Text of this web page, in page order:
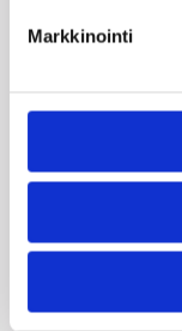
Markkinointi